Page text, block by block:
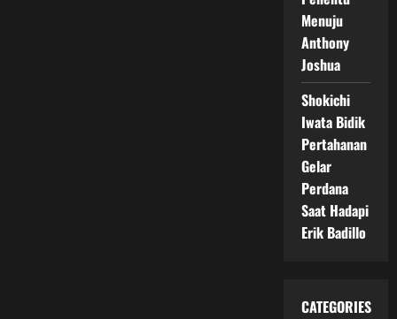
Menuju
Anthony
Joshua
Shokichi
Iwata Bidik
Pertahanan
Gelar
Perdana
Saat Hadapi
Erik Badillo
CATEGORIES